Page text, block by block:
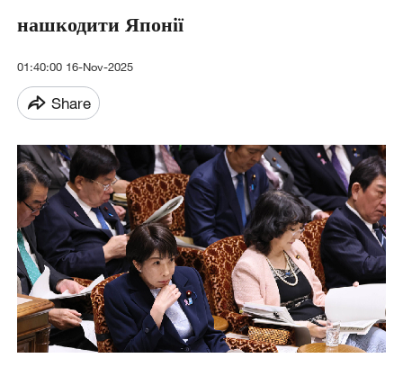
нашкодити Японії
01:40:00 16-Nov-2025
Share